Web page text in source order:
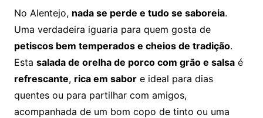
No Alentejo, nada se perde e tudo se saboreia.
Uma verdadeira iguaria para quem gosta de
petiscos bem temperados e cheios de tradição.
Esta salada de orelha de porco com grão e salsaé
refrescante, rica em sabore ideal para dias
quentes ou para partilhar com amigos,
acompanhada de um bom copo de tinto ou uma